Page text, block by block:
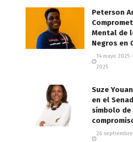
Peterson
Mental de
Negros en
14 mayo
2025
Suze
en el
símbolo de
26